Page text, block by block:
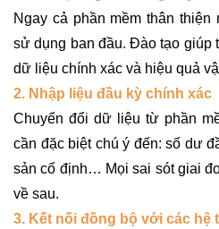
Ngay cả phần mềm thân
sử dụng ban đầu. Đào tạo giúp
dữ liệu chính xác và hiệu quả
2. Nhập liệu đầu kỳ chính xác
Chuyển đổi dữ liệu từ phần
cần đặc biệt chú ý đến: số dư
sản cố định… Mọi sai sót giai
về sau.
3. Kết nối đồng bộ với các hệ